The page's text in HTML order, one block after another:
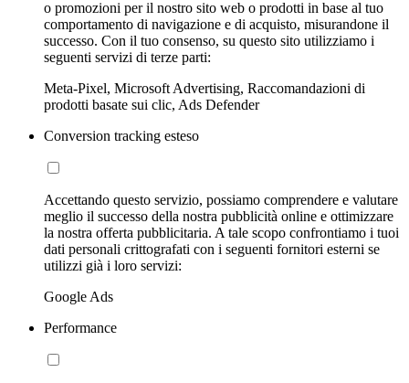
o promozioni per il nostro sito web o prodotti in base al tuo
comportamento di navigazione e di acquisto, misurandone il
successo. Con il tuo consenso, su questo sito utilizziamo i
seguenti servizi di terze parti:
Meta-Pixel, Microsoft Advertising, Raccomandazioni di
prodotti basate sui clic, Ads Defender
Conversion tracking esteso
Accettando questo servizio, possiamo comprendere e valutare
meglio il successo della nostra pubblicità online e ottimizzare
la nostra offerta pubblicitaria. A tale scopo confrontiamo i tuoi
dati personali crittografati con i seguenti fornitori esterni se
utilizzi già i loro servizi:
Google Ads
Performance